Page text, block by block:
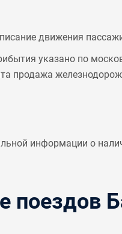
движения
указано по
продажа
информации о
поездов